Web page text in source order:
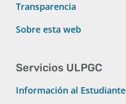
Transparencia
Sobre esta web
Servicios ULPGC
Información al Estudiante